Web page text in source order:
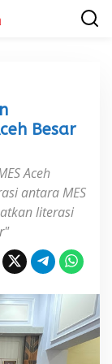
Besar
Aceh
antara MES
literasi